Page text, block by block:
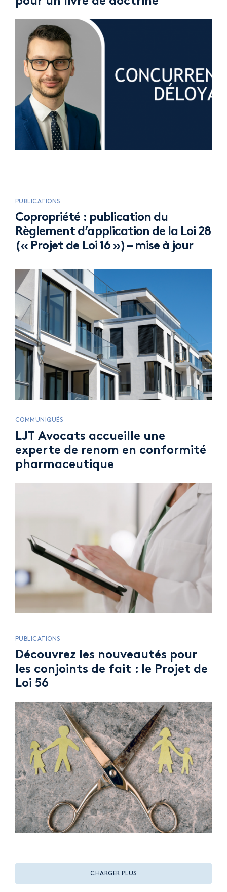
PUBLICATIONS
Copropriété : publication du
Règlement d’application de la Loi 28
(« Projet de Loi 16 ») – mise à jour
COMMUNIQUÉS
LJT Avocats accueille une
experte de renom en conformité
pharmaceutique
PUBLICATIONS
Découvrez les nouveautés pour
les conjoints de fait : le Projet de
Loi 56
CHARGER PLUS